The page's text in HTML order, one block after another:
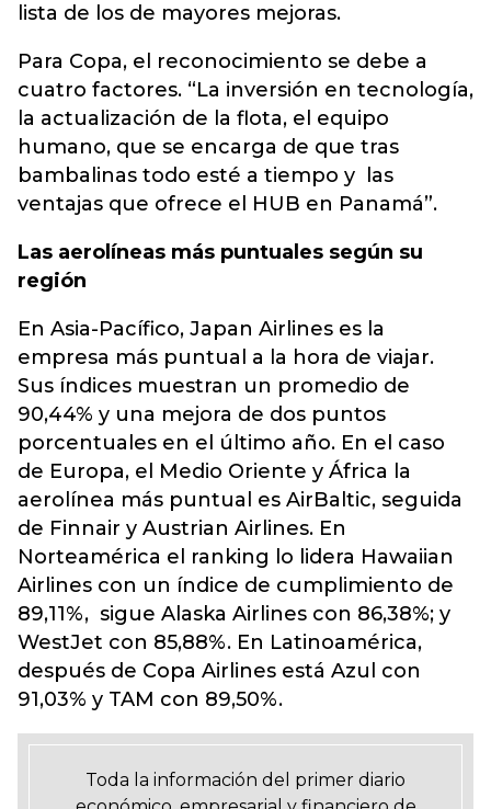
lista de los de mayores mejoras.
Para Copa, el reconocimiento se debe a
cuatro factores. “La inversión en tecnología,
la actualización de la flota, el equipo
humano, que se encarga de que tras
bambalinas todo esté a tiempo y las
ventajas que ofrece el HUB en Panamá”.
Las aerolíneas más puntuales según su
región
En Asia-Pacífico, Japan Airlines es la
empresa más puntual a la hora de viajar.
Sus índices muestran un promedio de
90,44% y una mejora de dos puntos
porcentuales en el último año. En el caso
de Europa, el Medio Oriente y África la
aerolínea más puntual es AirBaltic, seguida
de Finnair y Austrian Airlines. En
Norteamérica el ranking lo lidera Hawaiian
Airlines con un índice de cumplimiento de
89,11%, sigue Alaska Airlines con 86,38%; y
WestJet con 85,88%. En Latinoamérica,
después de Copa Airlines está Azul con
91,03% y TAM con 89,50%.
Toda la información del primer diario